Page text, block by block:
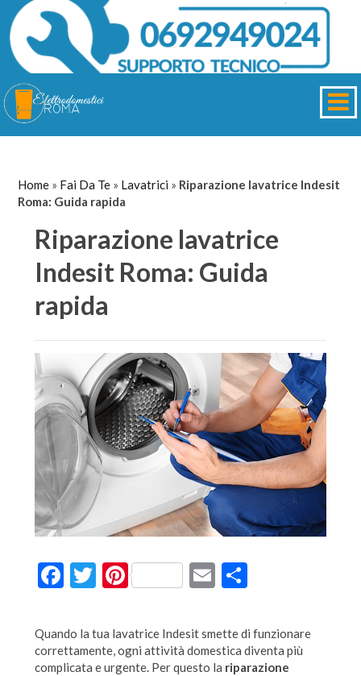
Home » Fai Da Te » Lavatrici » Riparazione lavatrice Indesit
Roma: Guida rapida
Riparazione lavatrice
Indesit Roma: Guida
rapida
Facebook
Twitter
PinterestEmailCondividi
Quando la tua lavatrice Indesit smette di funzionare
correttamente, ogni attività domestica diventa più
complicata e urgente. Per questo la riparazione